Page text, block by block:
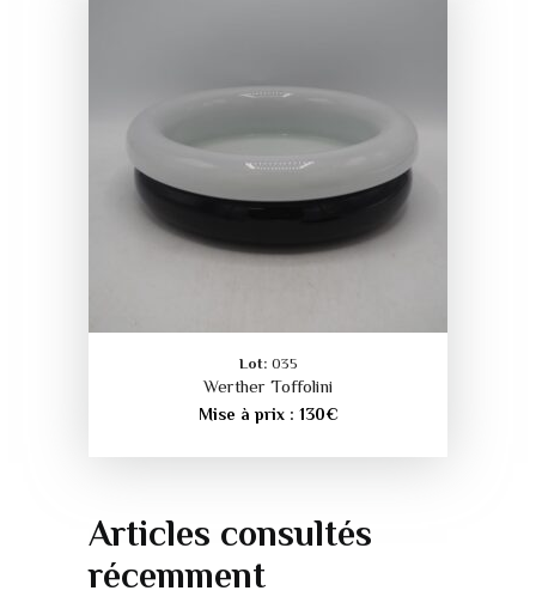
Lot: 035
Werther Toffolini
Mise à prix : 130€
Articles consultés
récemment